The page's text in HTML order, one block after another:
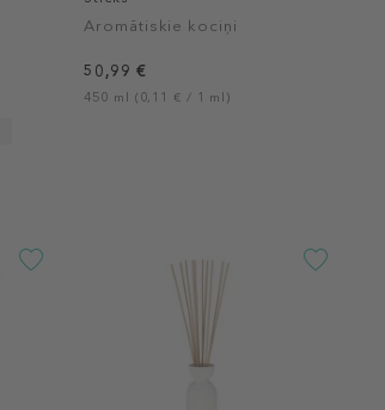
Aromātiskie kociņi
50,99 €
450 ml (0,11 € / 1 ml)